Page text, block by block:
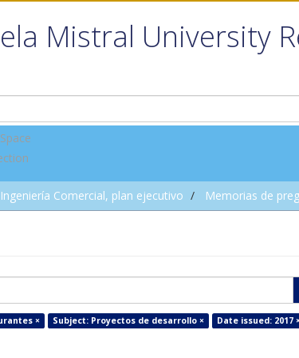
Mistral University
Ingeniería Comercial, plan ejecutivo Memorias de
× Subject: Proyectos de desarrollo ×
Date issued: 2017